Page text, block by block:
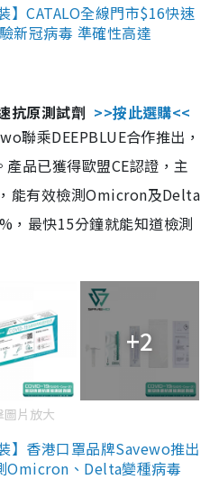
】CATALO全線門市$16快速
新冠病毒 準確性高達
抗原測試劑 >>按此選購<<
聯乘DEEPBLUE合作推出，
品已獲得歐盟CE認證，主
能有效檢測Omicron及Delta
，最快15分鐘就能知道檢測
+2
圖片放大
】香港口罩品牌Savewo推出
Omicron、Delta變種病毒